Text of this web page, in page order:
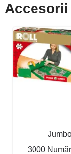
Accesorii
Jumbo
3000